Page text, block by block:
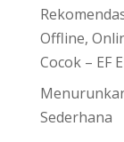
Offline,
Cocok – EF
Sederhana